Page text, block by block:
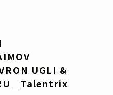
UGLI &
＿Talentrix